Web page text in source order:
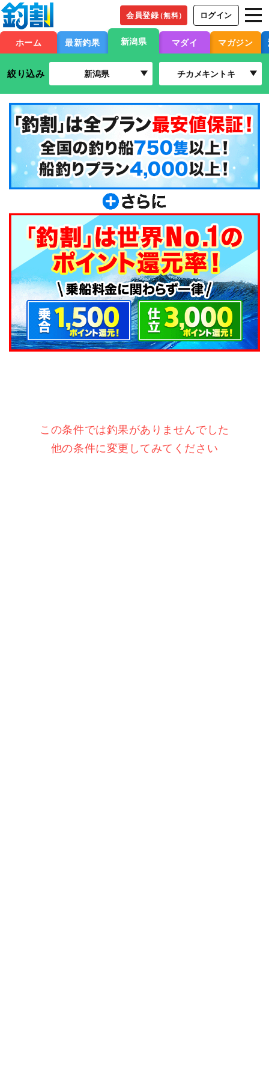
会員登録（無料） ログイン
ホーム 最新釣果 新潟県 マダイ マガジン
絞り込み 新潟県 チカメキントキ
この条件では釣果がありませんでした
他の条件に変更してみてください